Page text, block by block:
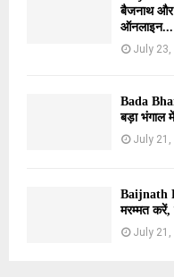
बैजनाथ और
ऑनलाइन...
July 23,
Bada
बड़ा भंगाल
July 21,
Baijnath
मरम्मत करें,
July 21,